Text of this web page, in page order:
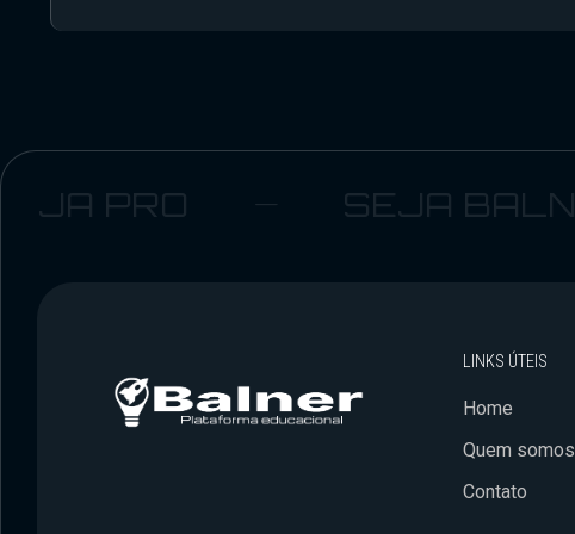
SEJA BALNER
LINKS ÚTEIS
Home
Quem somos
Contato